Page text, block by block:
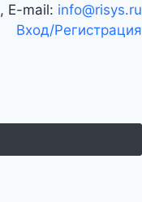
, E-mail: info@risys.ru
Вход/Регистрация